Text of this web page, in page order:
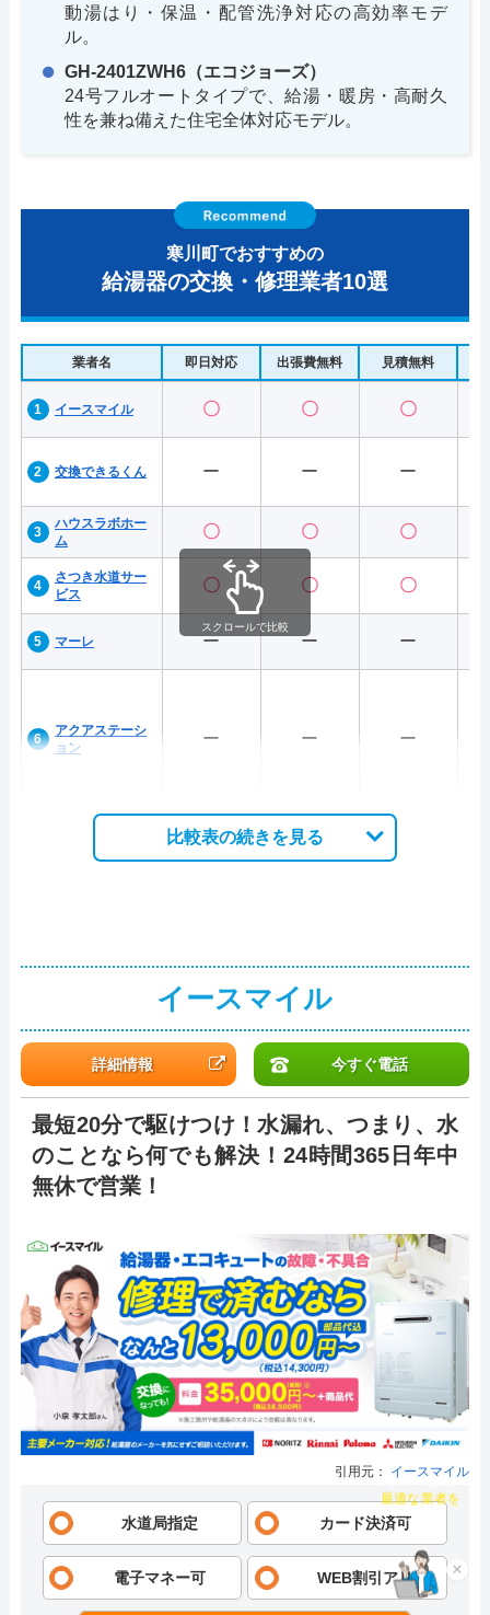
動湯はり・保温・配管洗浄対応の高効率モデ
ル。
GH-2401ZWH6（エコジョーズ）
24号フルオートタイプで、給湯・暖房・高耐久
性を兼ね備えた住宅全体対応モデル。
寒川町でおすすめの
給湯器の交換・修理業者10選
業者名 即日対応 出張費無料 見積無料
イースマイル 〇 〇 〇
交換できるくん ー ー ー
ハウスラボホー
ム
〇 〇 〇
さつき水道サー
ビス
〇 〇 〇
マーレ ー ー ー
アクアステーシ
ョン
ー ー ー
スクロールで比較
比較表の続きを見る
イースマイル
詳細情報 今すぐ電話
最短20分で駆けつけ！水漏れ、つまり、水
のことなら何でも解決！24時間365日年中
無休で営業！
引用元： イースマイル
水道局指定 カード決済可
電子マネー可 WEB割引アリ ×
チャット診断で
最適な業者を
ご提案